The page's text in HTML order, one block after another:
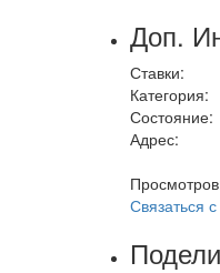
Доп.
Ставки:
Категория:
Состояние:
Адрес:
Связаться